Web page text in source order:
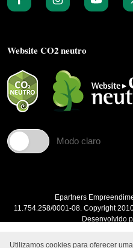
Website CO2 neutro
Modo claro
Epartners
11.754.258/0001‐08. Copyright
Desenvolvido
Utilizamos cookies para oferecer